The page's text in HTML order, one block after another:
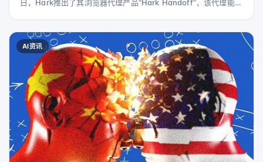
日，Hark推出了其浏览器代理产品“Hark Handoff”，该代理能够
和LinkedIn。Handoff代理通过分析网站结构和视觉信息，判断
是否需要点击按钮或输入信息。 这一理念类似于此前推出的
AI资讯